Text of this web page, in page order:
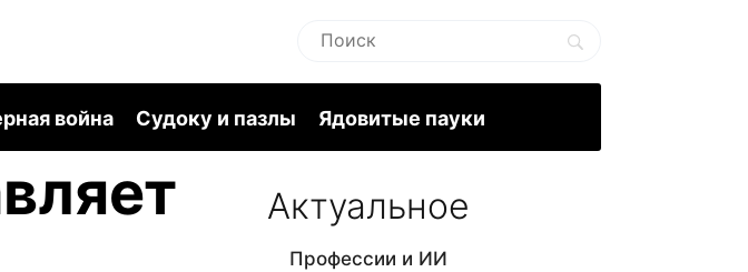
война Судоку и пазлы Ядовитые пауки
Актуальное
Профессии и ИИ